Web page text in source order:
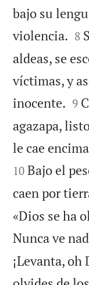
bajo su
violencia. 

8
aldeas, se
víctimas, y
inocente. 

9
agazapa,
le cae
10 Bajo el
caen por
«Dios se ha
Nunca ve
¡Levanta, oh